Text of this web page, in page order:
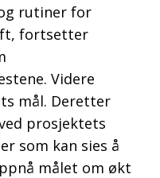
rutiner for
fortsetter
Videre
mål. Deretter
prosjektets
som kan sies å
målet om økt